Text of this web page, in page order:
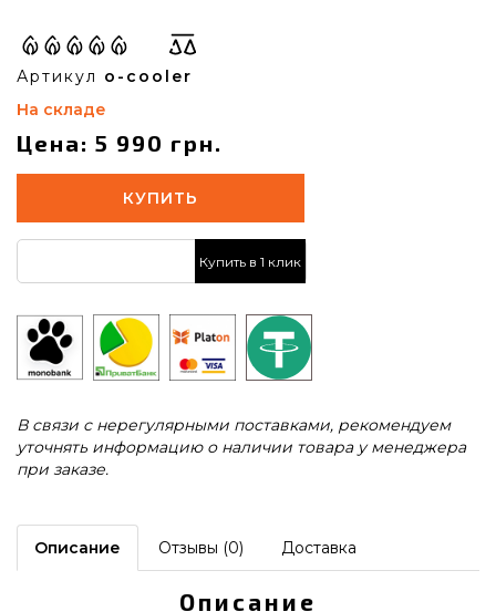
Артикул o-cooler
На складе
Цена: 5 990 грн.
КУПИТЬ
Купить в 1 клик
В связи с нерегулярными поставками, рекомендуем
уточнять информацию о наличии товара у менеджера
при заказе.
Описание Отзывы (0) Доставка
Описание